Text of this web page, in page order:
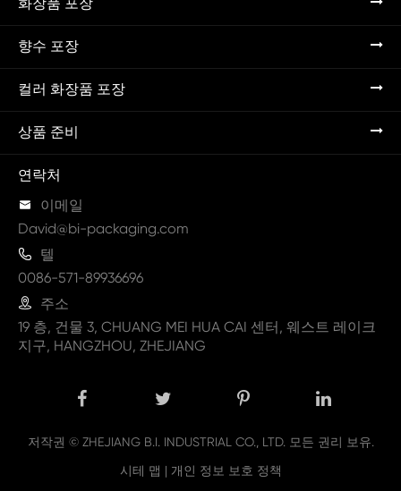
향수 포장
컬러 화장품 포장
상품 준비
연락처
 이메일
David@bi-packaging.com
 텔
0086-571-89936696
 주소
19 층, 건물 3, CHUANG MEI HUA CAI 센터, 웨스트 레이크
지구, HANGZHOU, ZHEJIANG
저작권 © ZHEJIANG B.I. INDUSTRIAL CO., LTD. 모든 권리 보유.
시테 맵 | 개인 정보 보호 정책